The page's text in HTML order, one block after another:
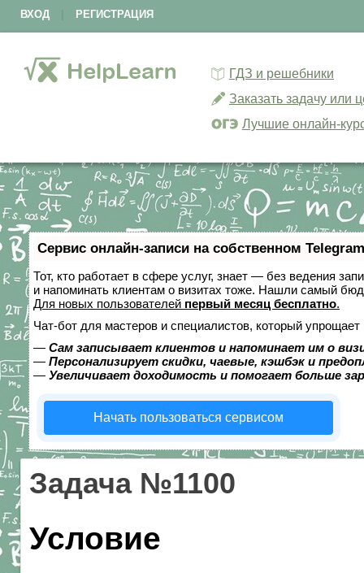
ВХОД РЕГИСТРАЦИЯ
ГДЗ и решебники
Заказать задачу или
Лучшие онлайн-
Сервис онлайн-записи на собственном
Тот, кто работает в сфере услуг, знает — без ведения
и напоминать клиентам о визитах тоже. Нашли самый
Для новых пользователей первый месяц бесплатно.
Чат-бот для мастеров и специалистов, который упрощает
— Сам записывает клиентов и напоминает им о
— Персонализирует скидки, чаевые, кэшбэк и
— Увеличивает доходимость и помогает больше
Начать пользоваться сервисом
Задача №1100
Условие